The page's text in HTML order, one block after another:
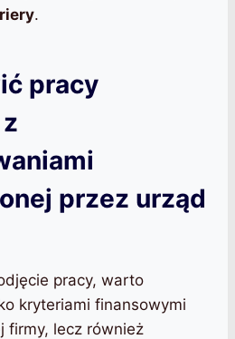
.
pracy
przez urząd
pracy, warto
kryteriami finansowymi
firmy, lecz również